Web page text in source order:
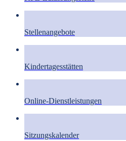
Stellenangebote
Kindertagesstätten
Online-Dienstleistungen
Sitzungskalender